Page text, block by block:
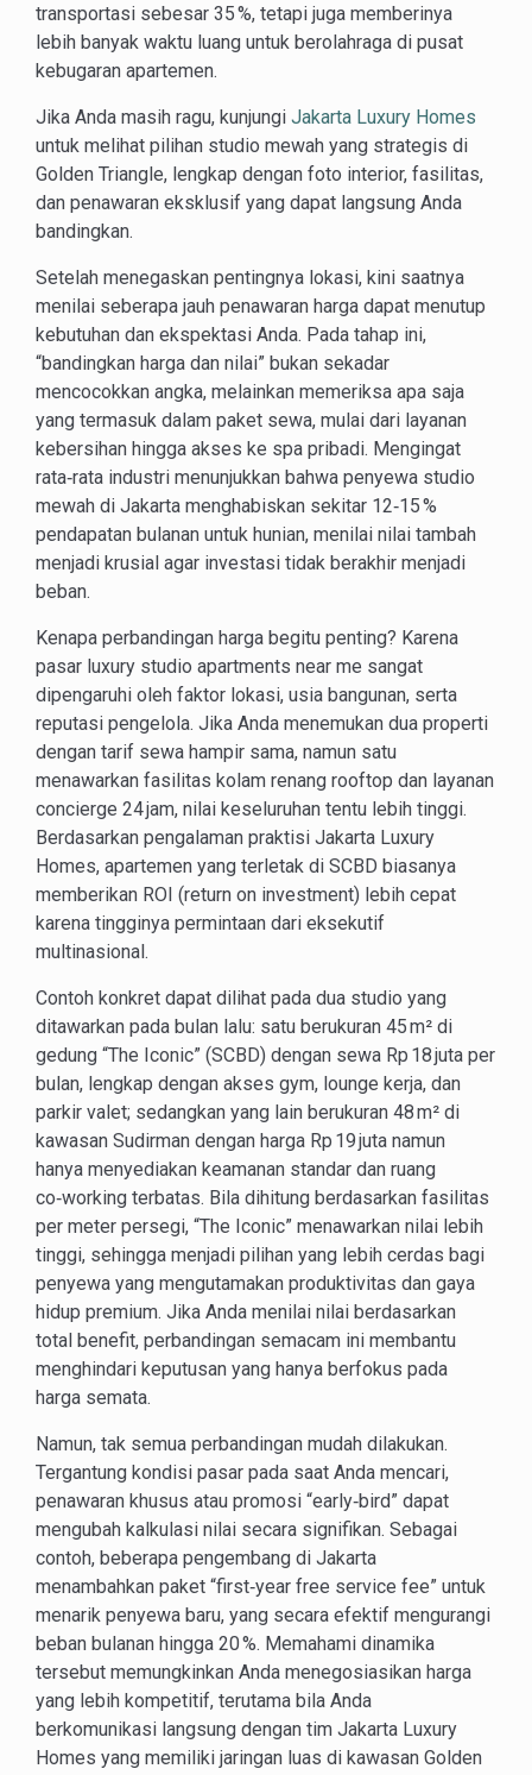
transportasi sebesar 35 %, tetapi juga memberinya
lebih banyak waktu luang untuk berolahraga di pusat
kebugaran apartemen.
Jika Anda masih ragu, kunjungi Jakarta Luxury Homes
untuk melihat pilihan studio mewah yang strategis di
Golden Triangle, lengkap dengan foto interior, fasilitas,
dan penawaran eksklusif yang dapat langsung Anda
bandingkan.
Setelah menegaskan pentingnya lokasi, kini saatnya
menilai seberapa jauh penawaran harga dapat menutup
kebutuhan dan ekspektasi Anda. Pada tahap ini,
“bandingkan harga dan nilai” bukan sekadar
mencocokkan angka, melainkan memeriksa apa saja
yang termasuk dalam paket sewa, mulai dari layanan
kebersihan hingga akses ke spa pribadi. Mengingat
rata‑rata industri menunjukkan bahwa penyewa studio
mewah di Jakarta menghabiskan sekitar 12‑15 %
pendapatan bulanan untuk hunian, menilai nilai tambah
menjadi krusial agar investasi tidak berakhir menjadi
beban.
Kenapa perbandingan harga begitu penting? Karena
pasar luxury studio apartments near me sangat
dipengaruhi oleh faktor lokasi, usia bangunan, serta
reputasi pengelola. Jika Anda menemukan dua properti
dengan tarif sewa hampir sama, namun satu
menawarkan fasilitas kolam renang rooftop dan layanan
concierge 24 jam, nilai keseluruhan tentu lebih tinggi.
Berdasarkan pengalaman praktisi Jakarta Luxury
Homes, apartemen yang terletak di SCBD biasanya
memberikan ROI (return on investment) lebih cepat
karena tingginya permintaan dari eksekutif
multinasional.
Contoh konkret dapat dilihat pada dua studio yang
ditawarkan pada bulan lalu: satu berukuran 45 m² di
gedung “The Iconic” (SCBD) dengan sewa Rp 18 juta per
bulan, lengkap dengan akses gym, lounge kerja, dan
parkir valet; sedangkan yang lain berukuran 48 m² di
kawasan Sudirman dengan harga Rp 19 juta namun
hanya menyediakan keamanan standar dan ruang
co‑working terbatas. Bila dihitung berdasarkan fasilitas
per meter persegi, “The Iconic” menawarkan nilai lebih
tinggi, sehingga menjadi pilihan yang lebih cerdas bagi
penyewa yang mengutamakan produktivitas dan gaya
hidup premium. Jika Anda menilai nilai berdasarkan
total benefit, perbandingan semacam ini membantu
menghindari keputusan yang hanya berfokus pada
harga semata.
Namun, tak semua perbandingan mudah dilakukan.
Tergantung kondisi pasar pada saat Anda mencari,
penawaran khusus atau promosi “early‑bird” dapat
mengubah kalkulasi nilai secara signifikan. Sebagai
contoh, beberapa pengembang di Jakarta
menambahkan paket “first‑year free service fee” untuk
menarik penyewa baru, yang secara efektif mengurangi
beban bulanan hingga 20 %. Memahami dinamika
tersebut memungkinkan Anda menegosiasikan harga
yang lebih kompetitif, terutama bila Anda
berkomunikasi langsung dengan tim Jakarta Luxury
Homes yang memiliki jaringan luas di kawasan Golden